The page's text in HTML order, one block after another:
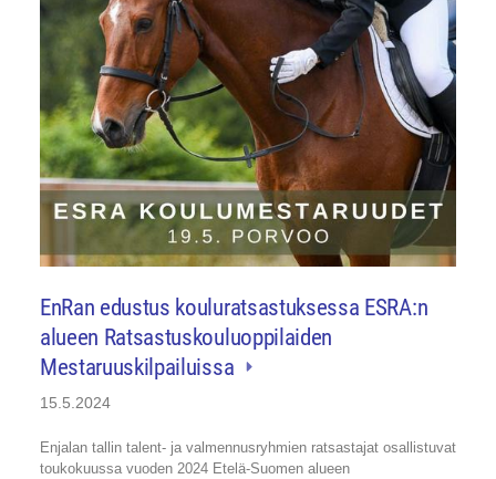
EnRan edustus kouluratsastuksessa ESRA:n
alueen Ratsastuskouluoppilaiden
Mestaruuskilpailuissa
15.5.2024
Enjalan tallin talent- ja valmennusryhmien ratsastajat osallistuvat
toukokuussa vuoden 2024 Etelä-Suomen alueen